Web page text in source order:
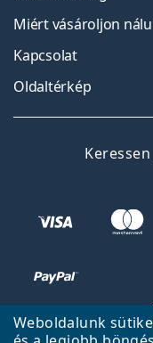
Weboldalunk
Miért vásároljon
Kapcsolat
Oldaltérkép